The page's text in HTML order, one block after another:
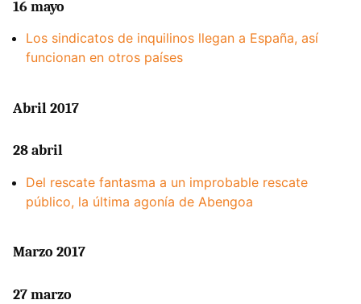
16 mayo
Los sindicatos de inquilinos llegan a España, así
funcionan en otros países
Abril 2017
28 abril
Del rescate fantasma a un improbable rescate
público, la última agonía de Abengoa
Marzo 2017
27 marzo